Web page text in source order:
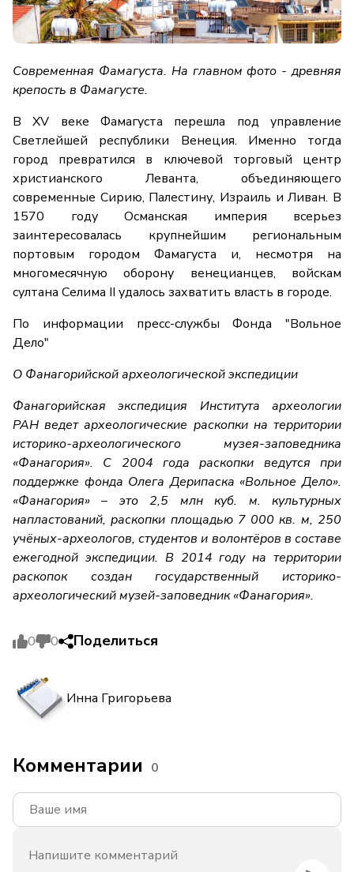
Современная Фамагуста. На главном фото - древняя
крепость в Фамагусте.
В XV веке Фамагуста перешла под управление
Светлейшей республики Венеция. Именно тогда
город превратился в ключевой торговый центр
христианского Леванта, объединяющего
современные Сирию, Палестину, Израиль и Ливан. В
1570 году Османская империя всерьез
заинтересовалась крупнейшим региональным
портовым городом Фамагуста и, несмотря на
многомесячную оборону венецианцев, войскам
султана Селима II удалось захватить власть в городе.
По информации пресс-службы Фонда "Вольное
Дело"
О Фанагорийской археологической экспедиции
Фанагорийская экспедиция Института археологии
РАН ведет археологические раскопки на территории
историко-археологического музея-заповедника
«Фанагория». С 2004 года раскопки ведутся при
поддержке фонда Олега Дерипаска «Вольное Дело».
«Фанагория» – это 2,5 млн куб. м. культурных
напластований, раскопки площадью 7 000 кв. м, 250
учёных-археологов, студентов и волонтёров в составе
ежегодной экспедиции. В 2014 году на территории
раскопок создан государственный историко-
археологический музей-заповедник «Фанагория».
0 0 Поделиться
Инна Григорьева
Комментарии 0